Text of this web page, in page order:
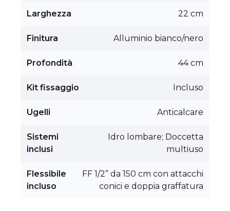
Larghezza 22 cm
Finitura Alluminio bianco/nero
Profondità 44 cm
Kit fissaggio Incluso
Ugelli Anticalcare
Sistemi
inclusi
Idro lombare; Doccetta
multiuso
Flessibile
incluso
FF 1/2” da 150 cm con attacchi
conici e doppia graffatura